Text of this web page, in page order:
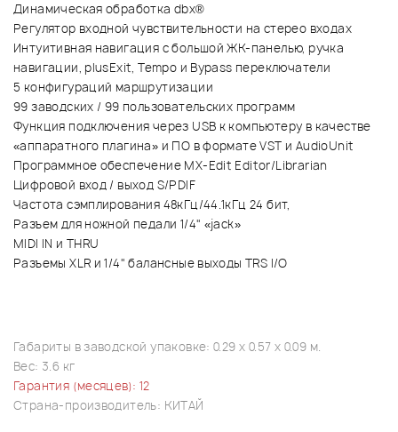
Динамическая обработка dbx®
Регулятор входной чувствительности на стерео входах
Интуитивная навигация с большой ЖК-панелью, ручка
навигации, plusExit, Tempo и Bypass переключатели
5 конфигураций маршрутизации
99 заводских / 99 пользовательских программ
Функция подключения через USB к компьютеру в качестве
«аппаратного плагина» и ПО в формате VST и AudioUnit
Программное обеспечение MX-Edit Editor/Librarian
Цифровой вход / выход S/PDIF
Частота сэмплирования 48кГц/44.1кГц 24 бит,
Разъем для ножной педали 1/4" «jack»
MIDI IN и THRU
Разъемы XLR и 1/4" балансные выходы TRS I/O
Габариты в заводской упаковке: 0.29 x 0.57 x 0.09 м.
Вес: 3.6 кг
Гарантия (месяцев): 12
Страна-производитель: КИТАЙ